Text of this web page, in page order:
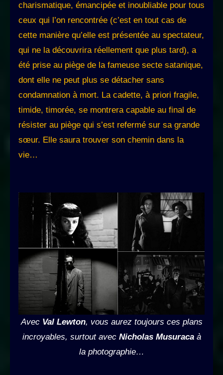
charismatique, émancipée et inoubliable pour tous
ceux qui l’on rencontrée (c’est en tout cas de
cette manière qu’elle est présentée au spectateur,
qui ne la découvrira réellement que plus tard), a
été prise au piège de la fameuse secte satanique,
dont elle ne peut plus se détacher sans
condamnation à mort. La cadette, à priori fragile,
timide, timorée, se montrera capable au final de
résister au piège qui s’est refermé sur sa grande
sœur. Elle saura trouver son chemin dans la
vie…
Avec Val Lewton, vous aurez toujours ces plans
incroyables, surtout avec Nicholas Musuracaà
la photographie…